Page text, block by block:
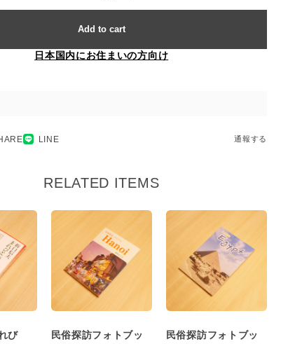
Add to cart
日本国内にお住まいの方向け
LINE 通報する
RELATED ITEMS
び
民俗探訪フォトブッ
民俗探訪フォトブッ